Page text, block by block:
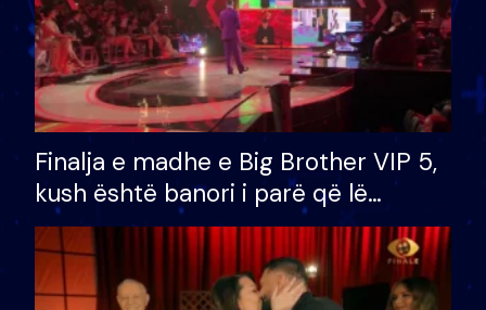
Finalja e madhe e Big Brother VIP 5,
kush është banori i parë që lë
shtëpinë dhe humb mundësinë për
të fituar çmimin e madh